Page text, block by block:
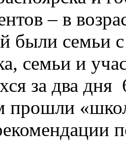
– в
были семьи
семьи и
за два дня
прошли